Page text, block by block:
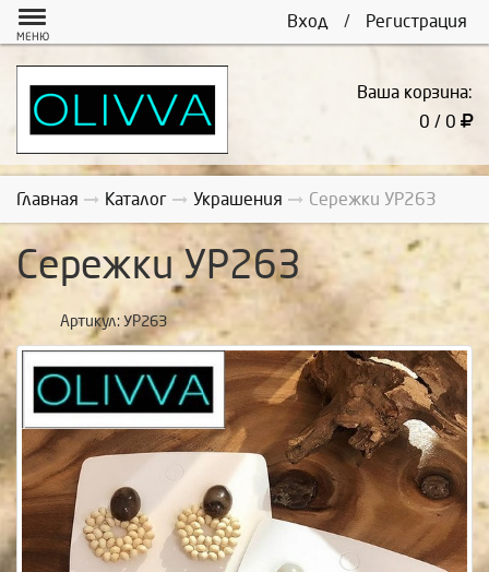
Вход / Регистрация
МЕНЮ
Ваша корзина:
0 / 0
Главная Каталог Украшения Сережки УР263
Сережки УР263
Артикул: УР263